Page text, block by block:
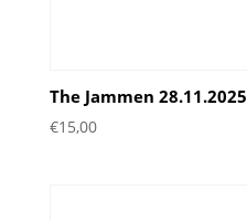
The Jammen 28.11.2025
€15,00